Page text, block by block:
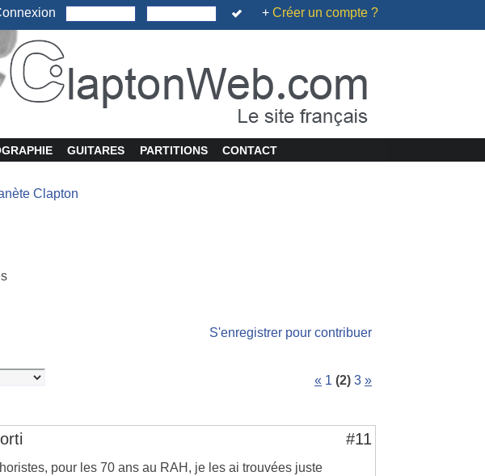
+ Créer un compte ?
GUITARES PARTITIONS CONTACT
Clapton
S'enregistrer pour contribuer
« 1 (2) 3 »
#11
pour les 70 ans au RAH, je les ai trouvées juste